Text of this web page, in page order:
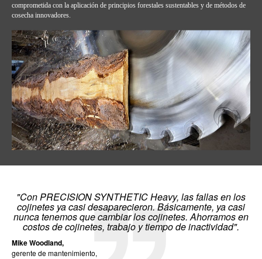
comprometida con la aplicación de principios forestales sustentables y de métodos de
cosecha innovadores.
"Con PRECISION SYNTHETIC Heavy, las fallas en los
cojinetes ya casi desaparecieron. Básicamente, ya casi
nunca tenemos que cambiar los cojinetes. Ahorramos en
costos de cojinetes, trabajo y tiempo de inactividad".
Mike Woodland,
gerente de mantenimiento,